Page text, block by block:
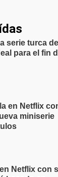
serie turca
para el fin
en Netflix
miniserie
Netflix con